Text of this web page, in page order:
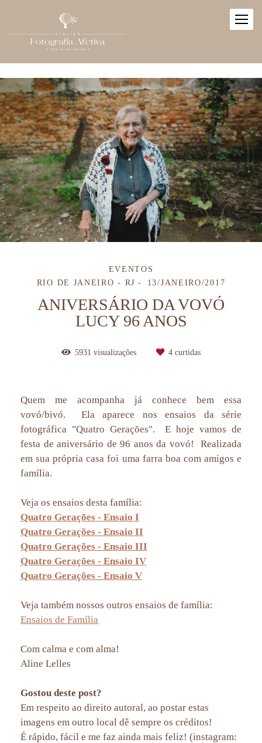
EVENTOS
RIO DE JANEIRO - RJ
13/JANEIRO/2017
ANIVERSÁRIO DA VOVÓ
LUCY 96 ANOS
5931 visualizações 4 curtidas
Quem me acompanha já conhece bem essa
vovó/bivó. Ela aparece nos ensaios da série
fotográfica "Quatro Gerações". E hoje vamos de
festa de aniversário de 96 anos da vovó! Realizada
em sua própria casa foi uma farra boa com amigos e
família.
Veja os ensaios desta família:
Quatro Gerações - Ensaio I
Quatro Gerações - Ensaio II
Quatro Gerações - Ensaio III
Quatro Gerações - Ensaio IV
Quatro Gerações - Ensaio V
Veja também nossos outros ensaios de família:
Ensaios de Família
Com calma e com alma!
Aline Lelles
Gostou deste post?
Em respeito ao direito autoral, ao postar estas
imagens em outro local dê sempre os créditos!
É rápido, fácil e me faz ainda mais feliz! (instagram: